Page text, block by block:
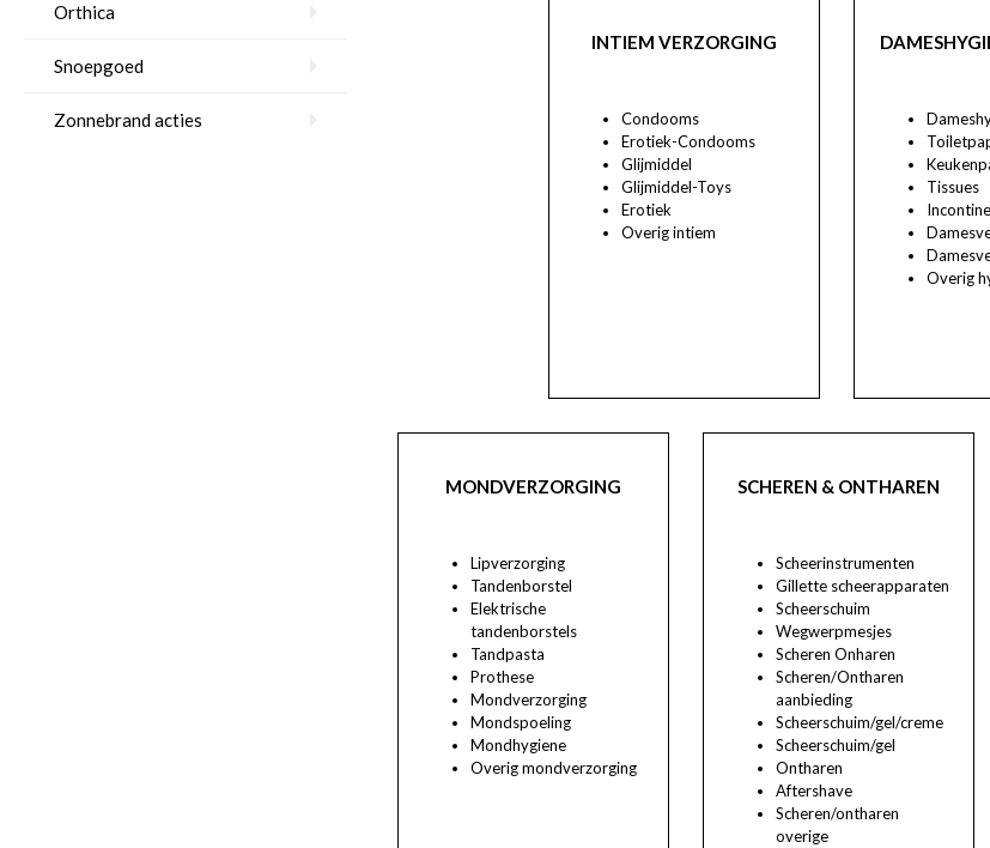
Orthica
Snoepgoed
Zonnebrand acties
INTIEM VERZORGING
Condooms
Erotiek-Condooms
Glijmiddel
Glijmiddel-Toys
Erotiek
Overig intiem
Tissues
Overig
MONDVERZORGING
Lipverzorging
Tandenborstel
Elektrische
tandenborstels
Tandpasta
Prothese
Mondverzorging
Mondspoeling
Mondhygiene
Overig mondverzorging
SCHEREN & ONTHAREN
Scheerinstrumenten
Gillette scheerapparaten
Scheerschuim
Wegwerpmesjes
Scheren Onharen
Scheren/Ontharen
aanbieding
Scheerschuim/gel/creme
Scheerschuim/gel
Ontharen
Aftershave
Scheren/ontharen
overige